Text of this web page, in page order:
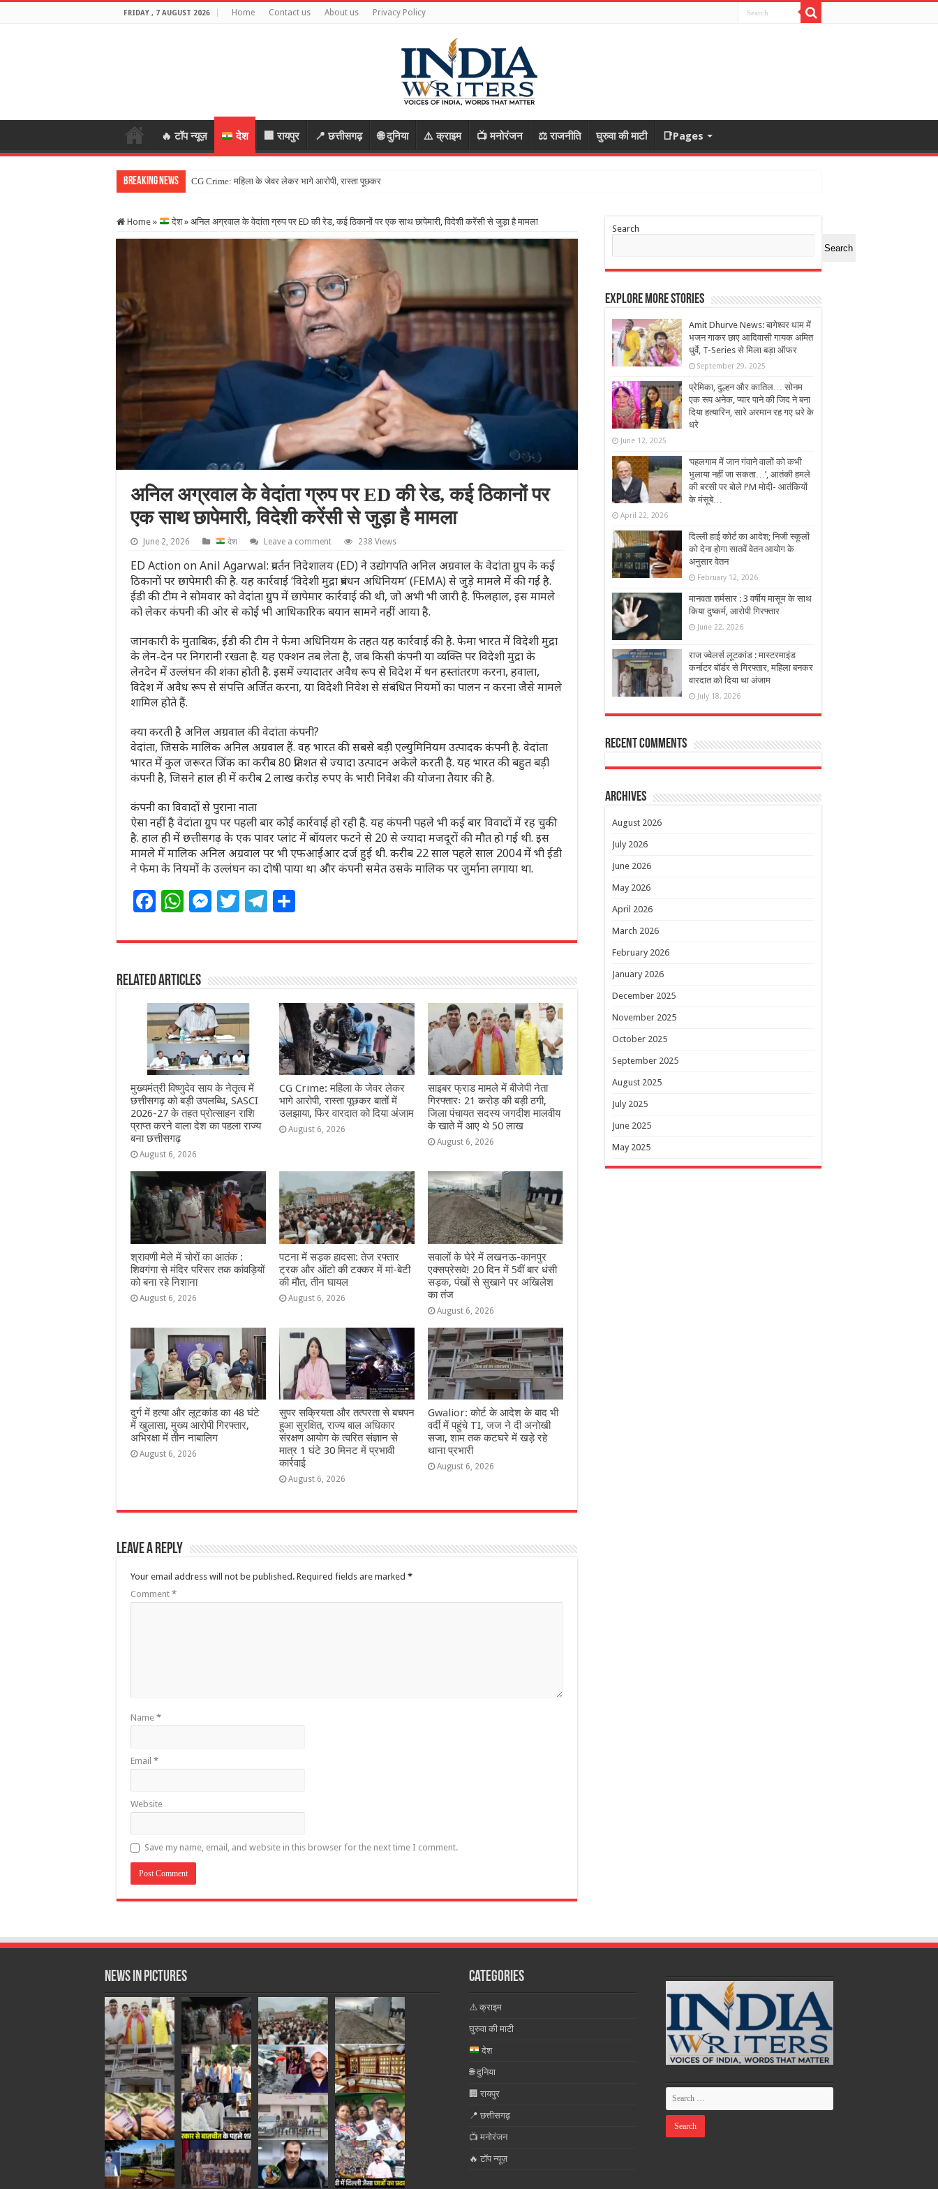
FRIDAY , 7 AUGUST 2026 Home Contact us About us Privacy Policy
🔥 टॉप न्यूज़ देश 🏢 रायपुर 📍 छत्तीसगढ़ 🌐 दुनिया ⚠️ क्राइम 📺 मनोरंजन ⚖️ राजनीति घुरुवा की माटी 📑Pages
Breaking News
Home » देश » अनिल अग्रवाल के वेदांता ग्रुप पर ED की रेड, कई ठिकानों पर एक साथ छापेमारी, विदेशी करेंसी से जुड़ा है मामला
अनिल अग्रवाल के वेदांता ग्रुप पर ED की रेड, कई ठिकानों पर
एक साथ छापेमारी, विदेशी करेंसी से जुड़ा है मामला
June 2, 2026 देश Leave a comment 238 Views
ED Action on Anil Agarwal: प्रवर्तन निदेशालय (ED) ने उद्योगपति अनिल अग्रवाल के वेदांता ग्रुप के कई
ठिकानों पर छापेमारी की है. यह कार्रवाई ‘विदेशी मुद्रा प्रबंधन अधिनियम’ (FEMA) से जुड़े मामले में की गई है.
ईडी की टीम ने सोमवार को वेदांता ग्रुप में छापेमार कार्रवाई की थी, जो अभी भी जारी है. फिलहाल, इस मामले
को लेकर कंपनी की ओर से कोई भी आधिकारिक बयान सामने नहीं आया है.
जानकारी के मुताबिक, ईडी की टीम ने फेमा अधिनियम के तहत यह कार्रवाई की है. फेमा भारत में विदेशी मुद्रा
के लेन-देन पर निगरानी रखता है. यह एक्शन तब लेता है, जब किसी कंपनी या व्यक्ति पर विदेशी मुद्रा के
लेनदेन में उल्लंघन की शंका होती है. इसमें ज्यादातर अवैध रूप से विदेश में धन हस्तांतरण करना, हवाला,
विदेश में अवैध रूप से संपत्ति अर्जित करना, या विदेशी निवेश से संबंधित नियमों का पालन न करना जैसे मामले
शामिल होते हैं.
क्या करती है अनिल अग्रवाल की वेदांता कंपनी?
वेदांता, जिसके मालिक अनिल अग्रवाल हैं. वह भारत की सबसे बड़ी एल्युमिनियम उत्पादक कंपनी है. वेदांता
भारत में कुल जरूरत जिंक का करीब 80 प्रतिशत से ज्यादा उत्पादन अकेले करती है. यह भारत की बहुत बड़ी
कंपनी है, जिसने हाल ही में करीब 2 लाख करोड़ रुपए के भारी निवेश की योजना तैयार की है.
कंपनी का विवादों से पुराना नाता
ऐसा नहीं है वेदांता ग्रुप पर पहली बार कोई कार्रवाई हो रही है. यह कंपनी पहले भी कई बार विवादों में रह चुकी
है. हाल ही में छत्तीसगढ़ के एक पावर प्लांट में बॉयलर फटने से 20 से ज्यादा मजदूरों की मौत हो गई थी. इस
मामले में मालिक अनिल अग्रवाल पर भी एफआईआर दर्ज हुई थी. करीब 22 साल पहले साल 2004 में भी ईडी
ने फेमा के नियमों के उल्लंघन का दोषी पाया था और कंपनी समेत उसके मालिक पर जुर्माना लगाया था.
F
c
e
b
o
o
k
W
at
s
A
p
p
M
ss
n
g
e
r
T
itt
r
T
e
ra
m
ar
Related Articles
मुख्यमंत्री विष्णुदेव साय के नेतृत्व में
छत्तीसगढ़ को बड़ी उपलब्धि, SASCI
2026-27 के तहत प्रोत्साहन राशि
प्राप्त करने वाला देश का पहला राज्य
बना छत्तीसगढ़
August 6, 2026
CG Crime: महिला के जेवर लेकर
भागे आरोपी, रास्ता पूछकर बातों में
उलझाया, फिर वारदात को दिया अंजाम
August 6, 2026
साइबर फ्राड मामले में बीजेपी नेता
गिरफ्तारः 21 करोड़ की बड़ी ठगी,
जिला पंचायत सदस्य जगदीश मालवीय
के खाते में आए थे 50 लाख
August 6, 2026
श्रावणी मेले में चोरों का आतंक :
शिवगंगा से मंदिर परिसर तक कांवड़ियों
को बना रहे निशाना
August 6, 2026
पटना में सड़क हादसा: तेज रफ्तार
ट्रक और ऑटो की टक्कर में मां-बेटी
की मौत, तीन घायल
August 6, 2026
सवालों के घेरे में लखनऊ-कानपुर
एक्सप्रेसवे! 20 दिन में 5वीं बार धंसी
सड़क, पंखों से सुखाने पर अखिलेश
का तंज
August 6, 2026
दुर्ग में हत्या और लूटकांड का 48 घंटे
में खुलासा, मुख्य आरोपी गिरफ्तार,
अभिरक्षा में तीन नाबालिग
August 6, 2026
सुपर सक्रियता और तत्परता से बचपन
हुआ सुरक्षित, राज्य बाल अधिकार
संरक्षण आयोग के त्वरित संज्ञान से
मात्र 1 घंटे 30 मिनट में प्रभावी
कार्रवाई
August 6, 2026
Gwalior: कोर्ट के आदेश के बाद भी
वर्दी में पहुंचे TI, जज ने दी अनोखी
सजा, शाम तक कटघरे में खड़े रहे
थाना प्रभारी
August 6, 2026
Leave a Reply
Your email address will not be published. Required fields are marked *
Comment *
Name *
Email *
Website
Save my name, email, and website in this browser for the next time I comment.
Search
Search
Explore More Stories
Amit Dhurve News: बागेश्वर धाम में
भजन गाकर छाए आदिवासी गायक अमित
धुर्वे, T-Series से मिला बड़ा ऑफर
September 29, 2025
प्रेमिका, दुल्हन और कातिल… सोनम
एक रूप अनेक, प्यार पाने की जिद ने बना
दिया हत्यारिन, सारे अरमान रह गए धरे के
धरे
June 12, 2025
‘पहलगाम में जान गंवाने वालों को कभी
भुलाया नहीं जा सकता…’, आतंकी हमले
की बरसी पर बोले PM मोदी- आतंकियों
के मंसूबे…
April 22, 2026
दिल्ली हाई कोर्ट का आदेश; निजी स्कूलों
को देना होगा सातवें वेतन आयोग के
अनुसार वेतन
February 12, 2026
मानवता शर्मसार : 3 वर्षीय मासूम के साथ
किया दुष्कर्म, आरोपी गिरफ्तार
June 22, 2026
राज ज्वेलर्स लूटकांड : मास्टरमाइंड
कर्नाटर बॉर्डर से गिरफ्तार, महिला बनकर
वारदात को दिया था अंजाम
July 18, 2026
Recent Comments
Archives
August 2026
July 2026
June 2026
May 2026
April 2026
March 2026
February 2026
January 2026
December 2025
November 2025
October 2025
September 2025
August 2025
July 2025
June 2025
May 2025
News in Pictures Categories
⚠️ क्राइम
घुरुवा की माटी
देश
🌐 दुनिया
🏢 रायपुर
📍 छत्तीसगढ़
📺 मनोरंजन
🔥 टॉप न्यूज़